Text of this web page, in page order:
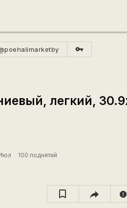
vpn_key
легкий,
100 поднятий
report